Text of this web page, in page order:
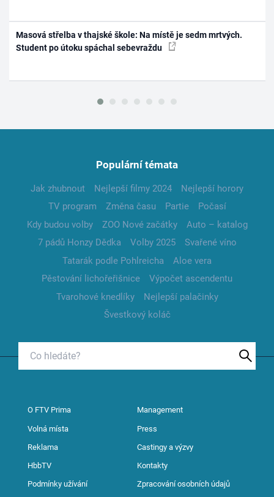
Masová střelba v thajské škole: Na místě je sedm mrtvých.
Student po útoku spáchal sebevraždu
Populární témata
Jak zhubnout Nejlepší filmy 2024
Nejlepší horory
TV program
Změna času Partie
Počasí
Kdy budou volby
ZOO Nové začátky
Auto – katalog
7 pádů Honzy Dědka
Volby 2025
Svařené víno
Tatarák podle Pohlreicha
Aloe vera
Pěstování lichořeřišnice
Výpočet ascendentu
Tvarohové knedlíky
Nejlepší palačinky
Švestkový koláč
O FTV Prima Management
Volná místa Press
Reklama Castingy a výzvy
HbbTV Kontakty
Podmínky užívání Zpracování osobních údajů